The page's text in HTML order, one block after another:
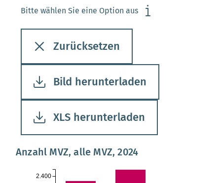
Bitte wählen Sie eine Option aus
Zurücksetzen
Bild herunterladen
XLS herunterladen
Anzahl MVZ, alle MVZ, 2024
2.400